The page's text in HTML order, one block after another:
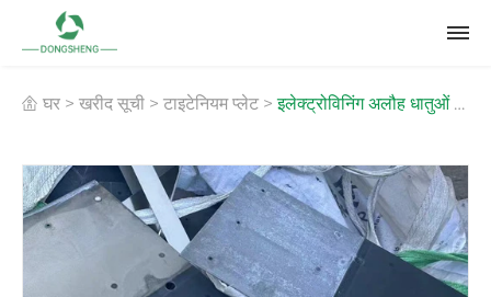
घर > खरीद सूची > टाइटेनियम प्लेट > इलेक्ट्रोविनिंग अलौह धातुओं के
लिए टाइटेनियम प्लेट रीसाइक्लिंग